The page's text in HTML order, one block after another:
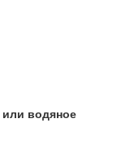
водяное